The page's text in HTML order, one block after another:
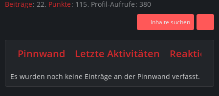
Beiträge 22 Punkte 115 Profil-Aufrufe 380
Inhalte suchen
Pinnwand Letzte Aktivitäten
Es wurden noch keine Einträge an der Pinnwand verfasst.